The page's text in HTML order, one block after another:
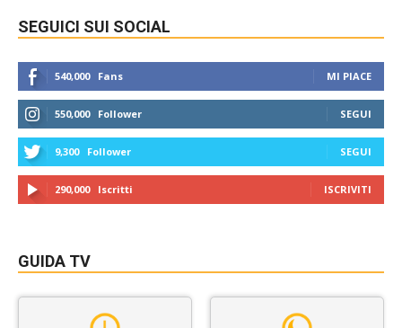
SEGUICI SUI SOCIAL
540,000 Fans MI PIACE
550,000 Follower SEGUI
9,300 Follower SEGUI
290,000 Iscritti ISCRIVITI
GUIDA TV